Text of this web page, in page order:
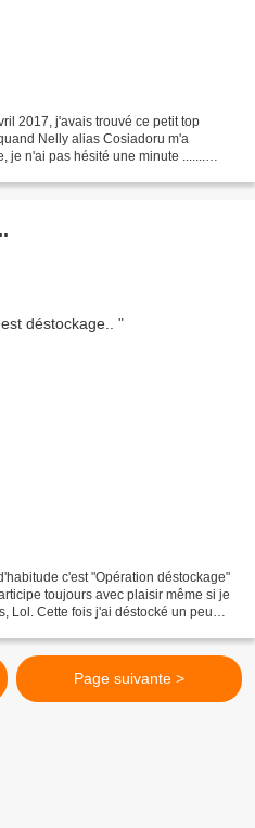
2017, j'avais trouvé ce petit top
Nelly alias Cosiadoru m'a
n'ai pas hésité une minute .......
c'est "Opération déstockage"
toujours avec plaisir même si je
Lol. Cette fois j'ai déstocké un peu
Page suivante >